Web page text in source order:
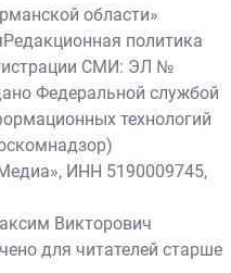
области»
Редакционная политика
СМИ: ЭЛ №
Федеральной службой
технологий
ИНН 5190009745,
Викторович
для читателей старше